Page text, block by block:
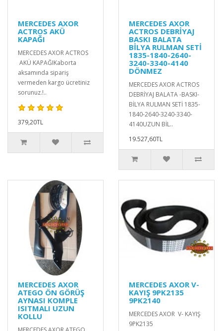
MERCEDES AXOR
ACTROS AKÜ
KAPAĞI
MERCEDES AXOR ACTROS
AKÜ KAPAĞIKaborta
aksamında sipariş
vermeden kargo ücretiniz
sorunuz.!..
379,20TL
MERCEDES AXOR
ACTROS DEBRİYAJ
BASKI BALATA
BİLYA RULMAN SETİ
1835-1840-2640-
3240-3340-4140
DÖNMEZ
MERCEDES AXOR ACTROS
DEBRİYAJ BALATA -BASKI-
BİLYA RULMAN SETİ 1835-
1840-2640-3240-3340-
4140UZUN BİL..
19.527,60TL
MERCEDES AXOR
ATEGO ÖN GÖRÜŞ
AYNASI KOMPLE
ISITMALI UZUN
KOLLU
MERCEDES AXOR V-
KAYIŞ 9PK2135
9PK2140
MERCEDES AXOR V- KAYIŞ
9PK2135